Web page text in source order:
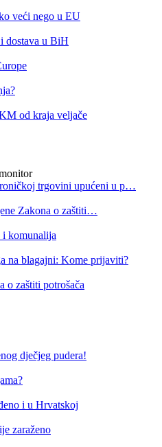
veći nego u EU
dostava u BiH
od kraja veljače
trgovini upućeni u p…
Zakona o zaštiti…
i komunalija
na blagajni: Kome prijaviti?
o zaštiti potrošača
dječjeg pudera!
i u Hrvatskoj
zaraženo